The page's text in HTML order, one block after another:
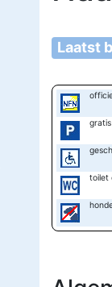
Laatst
toilet